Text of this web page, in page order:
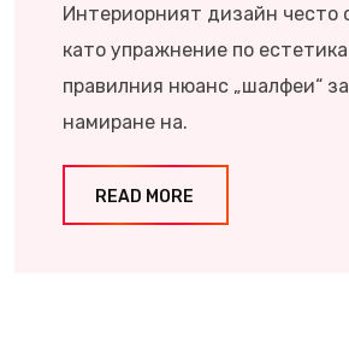
Интериорният дизайн често
като упражнение по
правилния нюанс „шалфеи“
намиране на.
READ MORE